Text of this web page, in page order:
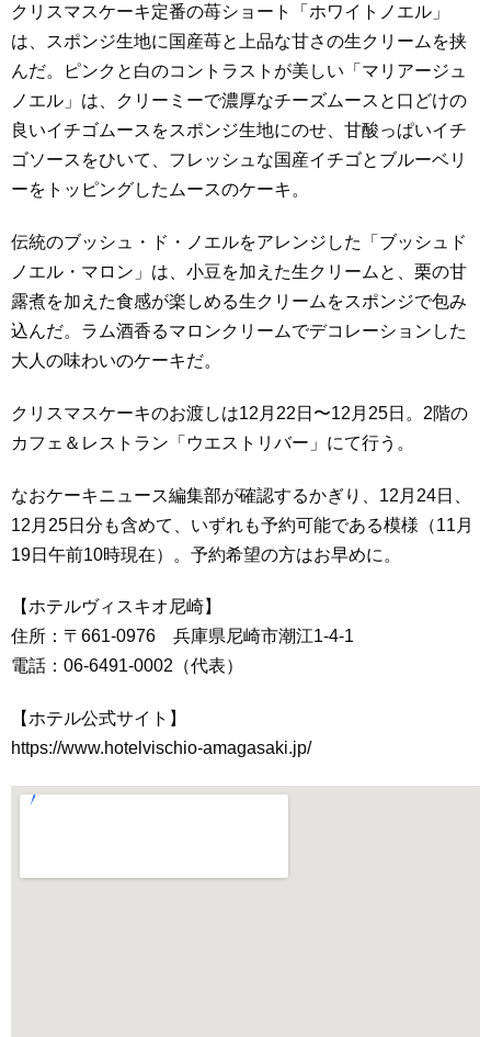
クリスマスケーキ定番の苺ショート「ホワイトノエル」
は、スポンジ生地に国産苺と上品な甘さの生クリームを挟
んだ。ピンクと白のコントラストが美しい「マリアージュ
ノエル」は、クリーミーで濃厚なチーズムースと口どけの
良いイチゴムースをスポンジ生地にのせ、甘酸っぱいイチ
ゴソースをひいて、フレッシュな国産イチゴとブルーベリ
ーをトッピングしたムースのケーキ。
伝統のブッシュ・ド・ノエルをアレンジした「ブッシュド
ノエル・マロン」は、小豆を加えた生クリームと、栗の甘
露煮を加えた食感が楽しめる生クリームをスポンジで包み
込んだ。ラム酒香るマロンクリームでデコレーションした
大人の味わいのケーキだ。
クリスマスケーキのお渡しは12月22日〜12月25日。2階の
カフェ＆レストラン「ウエストリバー」にて行う。
なおケーキニュース編集部が確認するかぎり、12月24日、
12月25日分も含めて、いずれも予約可能である模様（11月
19日午前10時現在）。予約希望の方はお早めに。
【ホテルヴィスキオ尼崎】
住所：〒661-0976 兵庫県尼崎市潮江1-4-1
電話：06-6491-0002（代表）
【ホテル公式サイト】
https://www.hotelvischio-amagasaki.jp/